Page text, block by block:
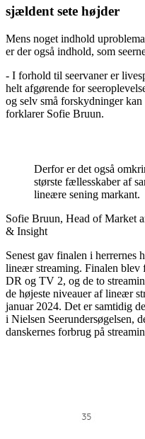
sjældent sete højder
Mens noget indhold
er der også indhold, som
- I forhold til seervaner er
helt afgørende for
og selv små forskydninger
forklarer Sofie Bruun.
Derfor er det også
største fællesskaber af
lineære sening markant.
Sofie Bruun, Head of Market
& Insight
Senest gav finalen i
lineær streaming. Finalen blev
DR og TV 2, og de to
de højeste niveauer af lineær
januar 2024. Det er samtidig
i Nielsen Seerundersøgelsen,
danskernes forbrug på